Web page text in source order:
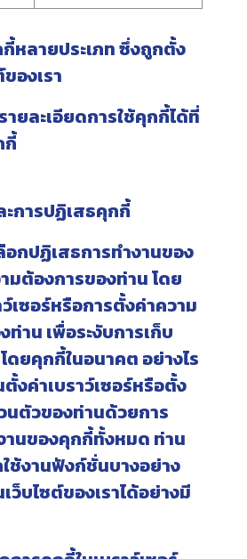
หลายประเภท ซึ่งถูกตั้ง
องเรา
ยละเอียดการใช้คุกกี้ได้ที่
กี้
ะการปฏิเสธคุกกี้
อกปฏิเสธการทำงานของ
มต้องการของท่าน โดย
เซอร์หรือการตั้งค่าความ
าน เพื่อระงับการเก็บ
ดยคุกกี้ในอนาคต อย่างไร
งค่าเบราว์เซอร์หรือตั้ง
นตัวของท่านด้วยการ
านของคุกกี้ทั้งหมด ท่าน
ช้งานฟังก์ชั่นบางอย่าง
บไซต์ของเราได้อย่างมี